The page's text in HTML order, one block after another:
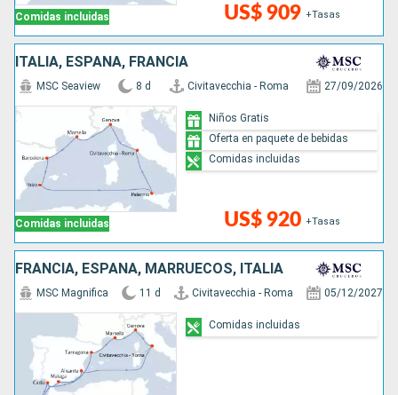
Comidas incluidas US$ 909 +Tasas
ITALIA, ESPAÑA, FRANCIA
Comidas incluidas
MSC Seaview 8 d Civitavecchia - Roma 27/09/2026
US$ 920 +Tasas
Niños Gratis
Oferta en paquete de bebidas
Comidas incluidas
FRANCIA, ESPAÑA, MARRUECOS, ITALIA
MSC Magnifica 11 d Civitavecchia - Roma 05/12/2027
Comidas incluidas